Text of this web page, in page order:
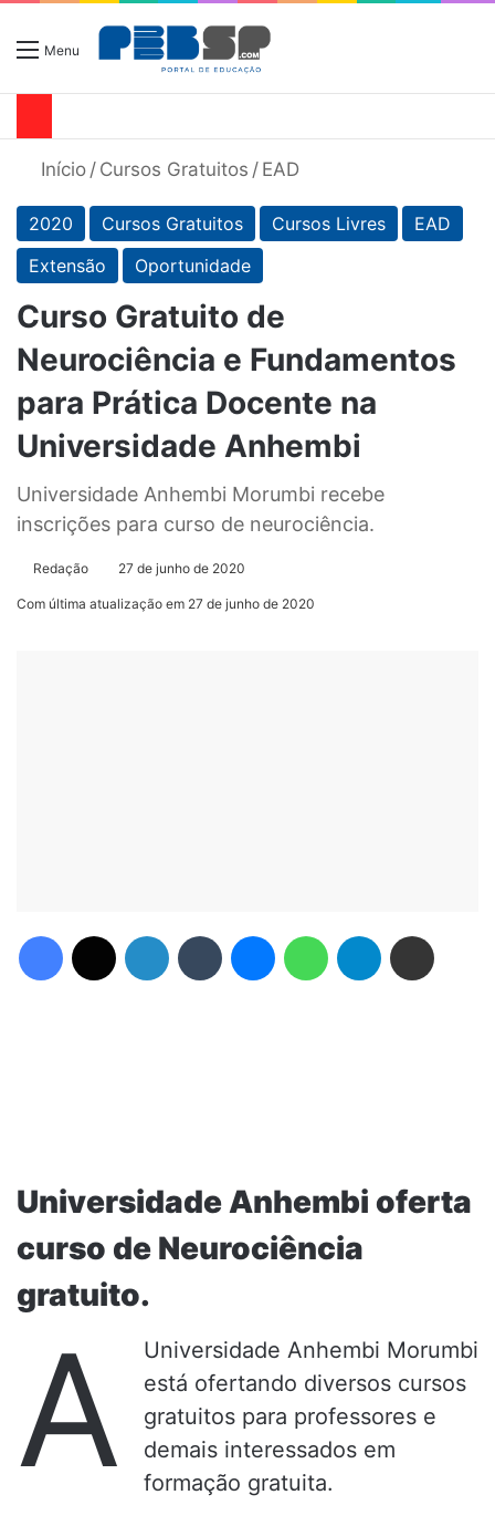
Menu
Início / Cursos Gratuitos / EAD
2020 Cursos Gratuitos Cursos Livres
EAD
Extensão
Oportunidade
Curso Gratuito de
Neurociência e Fundamentos
para Prática Docente na
Universidade Anhembi
Universidade Anhembi Morumbi recebe
inscrições para curso de neurociência.
Redação 27 de junho de 2020
Com última atualização em 27 de junho de 2020
Universidade Anhembi oferta
curso de Neurociência
gratuito.
A
Universidade Anhembi Morumbi
está ofertando diversos cursos
gratuitos para professores e
demais interessados em
formação gratuita.